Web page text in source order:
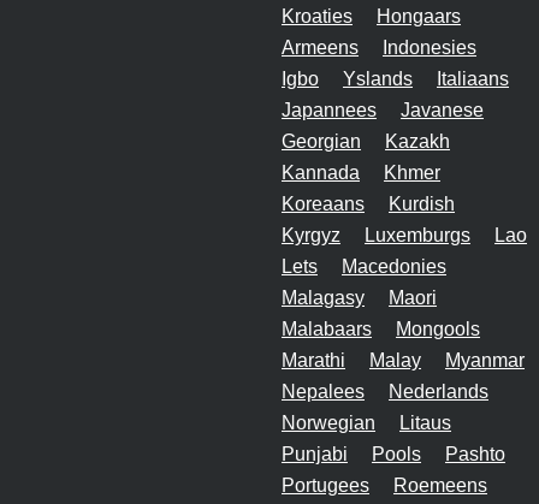
Kroaties
Hongaars
Armeens
Indonesies
Igbo
Yslands
Italiaans
Japannees
Javanese
Georgian
Kazakh
Kannada
Khmer
Koreaans
Kurdish
Kyrgyz
Luxemburgs
Lao
Lets
Macedonies
Malagasy
Maori
Malabaars
Mongools
Marathi
Malay
Myanmar
Nepalees
Nederlands
Norwegian
Litaus
Punjabi
Pools
Pashto
Portugees
Roemeens